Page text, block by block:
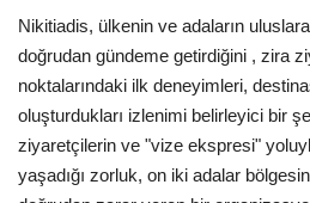
Nikitiadis, ülkenin ve adaların
doğrudan gündeme getirdiğini , zira
noktalarındaki ilk deneyimleri,
oluşturdukları izlenimi belirleyici bir
ziyaretçilerin ve "vize ekspresi"
yaşadığı zorluk, on iki adalar